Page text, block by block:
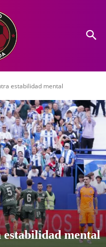
estabilidad mental
estabilidad mental